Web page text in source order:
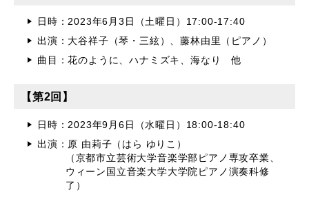
日時：2023年6月3日（土曜日）17:00-17:40
出演：大谷祥子（琴・三絃）、藤林由里（ピアノ）
曲目：花のように、ハナミズキ、海なり 他
【第2回】
日時：2023年9月6日（水曜日）18:00-18:40
出演：原 由莉子（はら ゆりこ）
（京都市立芸術大学音楽学部ピアノ専攻卒業、
ウィーン国立音楽大学大学院ピアノ演奏科修
了）